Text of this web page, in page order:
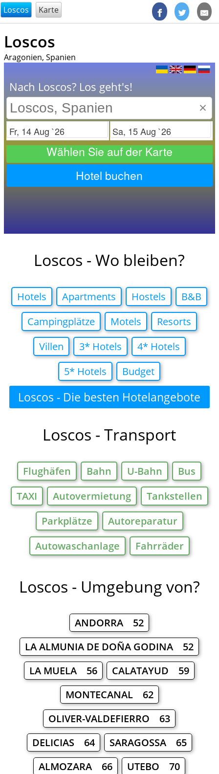
@endsectiom
Loscos Karte
Loscos
Aragonien, Spanien
Nach Loscos? Los geht's!
×
Check in
Wählen Sie auf der Karte
Hotel buchen
Loscos - Wo bleiben?
Hotels Apartments Hostels
B&B
Campingplätze
Motels
Resorts
Villen
3* Hotels
4* Hotels
5* Hotels
Budget
Loscos - Die besten Hotelangebote
Loscos - Transport
Flughäfen Bahn U-Bahn
Bus
TAXI
Autovermietung
Tankstellen
Parkplätze
Autoreparatur
Autowaschanlage
Fahrräder
Loscos - Umgebung von?
ANDORRA 52
LA ALMUNIA DE DOÑA GODINA 52
LA MUELA 56
CALATAYUD 59
MONTECANAL 62
OLIVER-VALDEFIERRO 63
DELICIAS 64
SARAGOSSA 65
ALMOZARA 66
UTEBO 70